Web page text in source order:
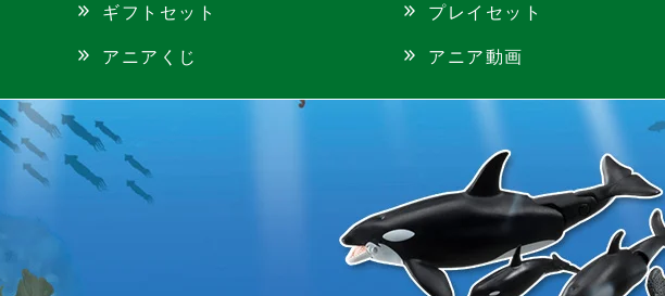
ギフトセット プレイセット
アニアくじ アニア動画